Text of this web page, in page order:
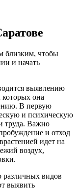
близким, чтобы
и начать
выявлению
которых она
В первую
и психическую
труда. Важно
и отход
идет на
воздух,
видов
выявить